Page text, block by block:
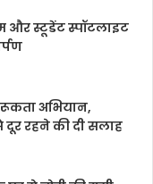
स्टूडेंट स्पॉटलाइट
अभियान,
दूर रहने की दी सलाह